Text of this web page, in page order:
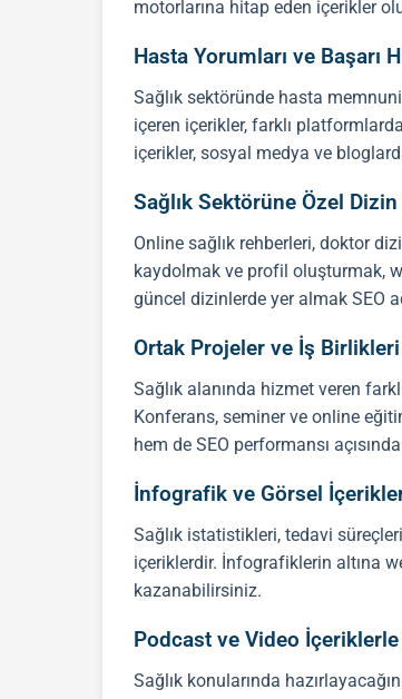
motorlarına hitap eden içerikler
Hasta Yorumları ve Başarı
Sağlık sektöründe hasta
içeren içerikler, farklı
içerikler, sosyal medya ve
Sağlık Sektörüne Özel
Online sağlık rehberleri, doktor
kaydolmak ve profil oluşturmak,
güncel dizinlerde yer almak SEO
Ortak Projeler ve İş
Sağlık alanında hizmet veren
Konferans, seminer ve online
hem de SEO performansı
İnfografik ve Görsel
Sağlık istatistikleri, tedavi
içeriklerdir. İnfografiklerin altına
kazanabilirsiniz.
Podcast ve Video
Sağlık konularında